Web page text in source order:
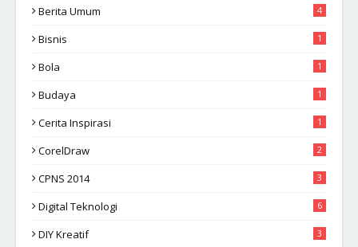
Berita Umum 4
Bisnis 1
Bola 1
Budaya 1
Cerita Inspirasi 1
CorelDraw 2
CPNS 2014 3
Digital Teknologi 6
DIY Kreatif 3